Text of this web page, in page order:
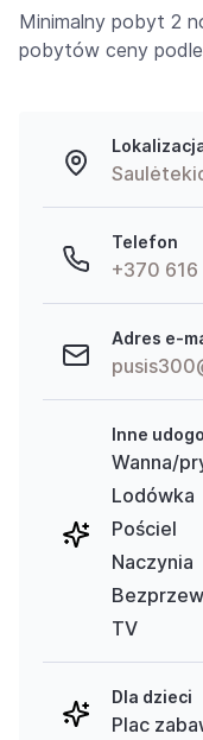
Minimalny pobyt 2
pobytów ceny
Telefon
+370
Adres e-
Inne
Wanna/
Lodówka
Pościel
Naczynia
TV
Dla dzieci
Plac